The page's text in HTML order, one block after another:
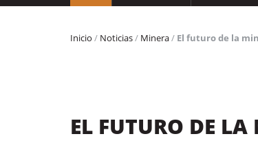
Inicio / Noticias/ Minera/ El futuro de la
EL FUTURO DE